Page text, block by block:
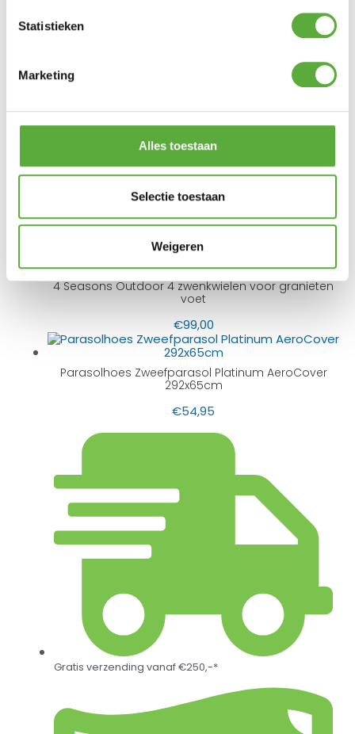
Statistieken
Marketing
Alles toestaan
Selectie toestaan
Weigeren
Kleur 2
Lengte
SKU
08684 + 08528N
PRODUCTEN
4 Seasons Outdoor 4 zwenkwielen voor granieten
voet
€99,00
Parasolhoes Zweefparasol Platinum AeroCover
292x65cm
€54,95
Gratis verzending vanaf €250,-*